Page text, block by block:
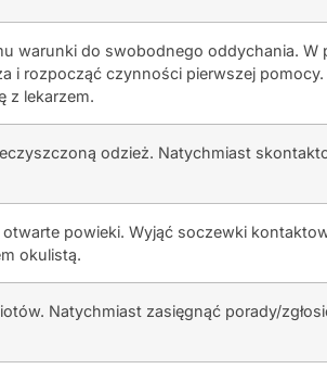
warunki do swobodnego oddychania. W
i rozpocząć czynności pierwszej pomocy.
z lekarzem.
odzież. Natychmiast
powieki. Wyjąć soczewki
okulistą.
Natychmiast zasięgnąć porady/